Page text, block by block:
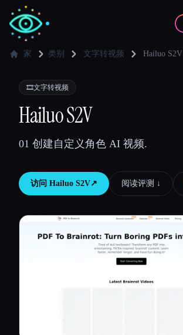
✍️写作者
💻
家 类别 文字转视频 Hailuo S2V
🎞️文字转视频
Hailuo S2V
01 创建自定义角色 AI 视频.
访问 Hailuo S2V↗︎ 阅读评测 ↓︎